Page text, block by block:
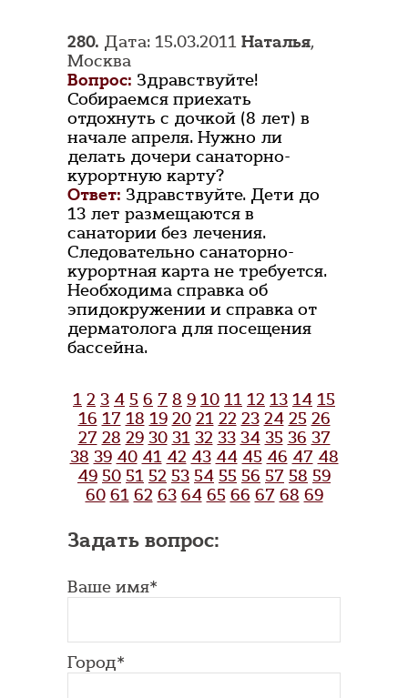
280. Дата: 15.03.2011 Наталья,
Москва
Вопрос: Здравствуйте!
Собираемся приехать
отдохнуть с дочкой (8 лет) в
начале апреля. Нужно ли
делать дочери санаторно-
курортную карту?
Ответ: Здравствуйте. Дети до
13 лет размещаются в
санатории без лечения.
Следовательно санаторно-
курортная карта не требуется.
Необходима справка об
эпидокружении и справка от
дерматолога для посещения
бассейна.
1 2 3 4 5 6 7 8 9 10 11 12 13 14 15
16 17 18 19 20 21 22 23 24 25 26
27 28 29 30 31 32 33 34 35 36 37
38 39 40 41 42 43 44 45 46 47 48
49 50 51 52 53 54 55 56 57 58 59
60 61 62 63 64 65 66 67 68 69
Задать вопрос:
Ваше имя*
Город*